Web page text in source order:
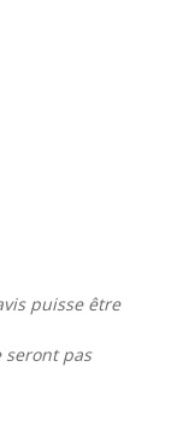
puisse être
seront pas